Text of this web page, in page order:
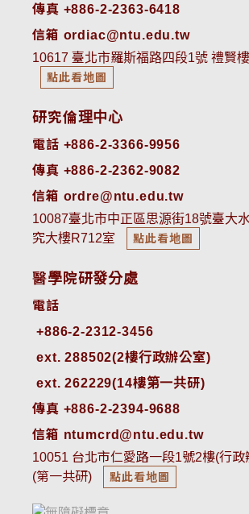
傳真 +886-2-2363-6418
信箱 ordiac@ntu.edu.tw
10617 臺北市羅斯福路四段1號 禮賢
點此看地圖
研究倫理中心
電話 +886-2-3366-9956
傳真 +886-2-2362-9082
信箱 ordre@ntu.edu.tw
10087臺北市中正區思源街18號臺大
究大樓R712室
點此看地圖
醫學院研發分處
電話
ext. 288502(2樓行政辦公室)
ext. 262229(14樓第一共研)
傳真 +886-2-2394-9688
信箱 ntumcrd@ntu.edu.tw
10051 台北市仁愛路一段1號2樓(行政
(第一共研)
點此看地圖